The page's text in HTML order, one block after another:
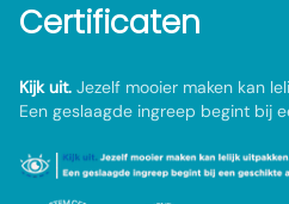
Certificaten
Kijk uit. Jezelf mooier maken kan
Een geslaagde ingreep begint bij